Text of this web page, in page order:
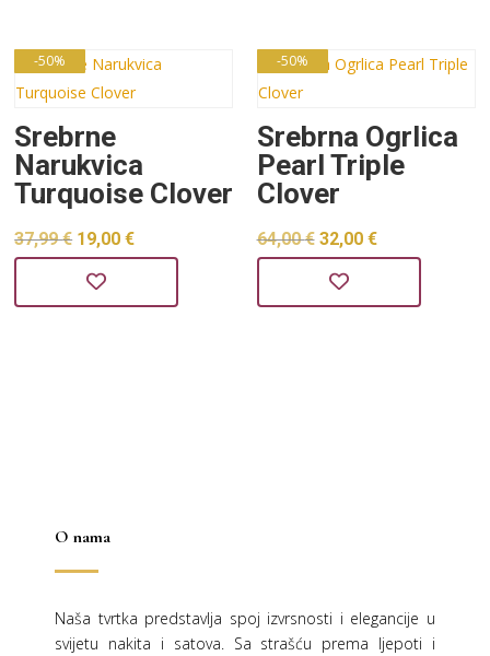
37,99 €.
-50%
Srebrne
Narukvica
Turquoise Clover
37,99€ Izvorna
cijena
bila
19,00€
je:
-50%
Srebrna Ogrlica
Pearl Triple
Clover
64,00€ Izvorna
cijena
bila
32,00 €
je:
O nama
Naša tvrtka predstavlja spoj izvrsnosti i elegancije u
svijetu nakita i satova. Sa strašću prema ljepoti i